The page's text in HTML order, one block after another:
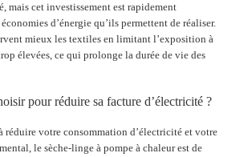
mais cet investissement est rapidement
d’énergie qu’ils permettent de réaliser.
mieux les textiles en limitant l’exposition à
élevées, ce qui prolonge la durée de vie des
pour réduire sa facture d’électricité ?
réduire votre consommation d’électricité et votre
le sèche-linge à pompe à chaleur est de